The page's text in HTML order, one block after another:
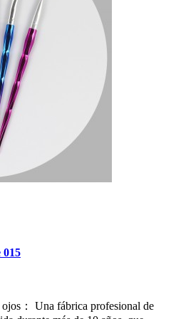
015
： Una fábrica profesional de